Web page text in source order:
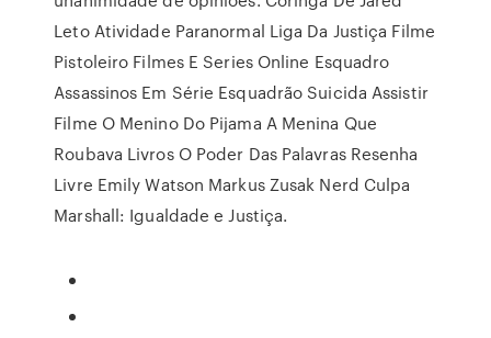
Leto Atividade Paranormal Liga Da Justiça Filme
Pistoleiro Filmes E Series Online Esquadro
Assassinos Em Série Esquadrão Suicida Assistir
Filme O Menino Do Pijama A Menina Que
Roubava Livros O Poder Das Palavras Resenha
Livre Emily Watson Markus Zusak Nerd Culpa
Marshall: Igualdade e Justiça.